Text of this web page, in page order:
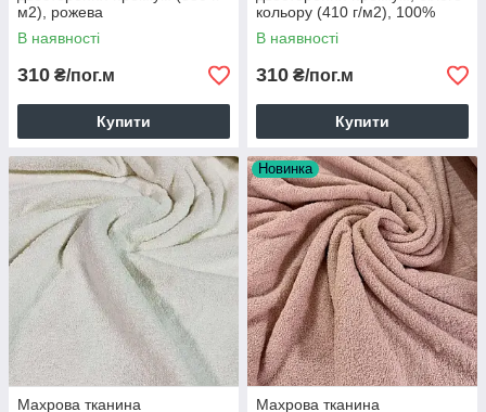
м2), рожева
В наявності
310 ₴/пог.м
Купити
кольору (410 г/м2), 100%
бавовна
В наявності
310 ₴/пог.м
Купити
Махрова тканина
Новинка
Махрова тканина